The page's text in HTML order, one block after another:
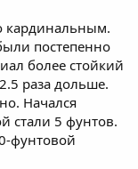
кардинальным.
постепенно
более стойкий
раза дольше.
Начался
стали 5 фунтов.
фунтовой